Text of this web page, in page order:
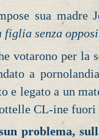
sua madre
figlia senza
votarono per la
a
e legato a un
CL-ine fuori
problema,